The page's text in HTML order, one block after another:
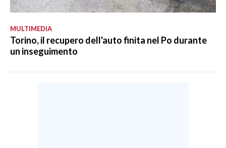
MULTIMEDIA
Torino, il recupero dell'auto finita nel Po durante
un inseguimento